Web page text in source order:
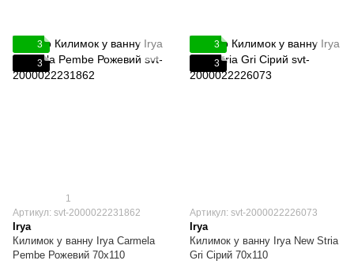
3
3
1
Артикул: svt-2000022231862
Irya
Килимок у ванну Irya Carmela
Pembe Рожевий 70х110
3
3
Артикул: svt-2000022226073
Irya
Килимок у ванну Irya New Stria
Gri Сірий 70х110